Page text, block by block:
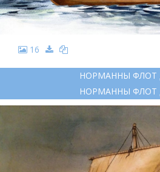
16
НОРМАННЫ ФЛОТ
НОРМАННЫ ФЛОТ